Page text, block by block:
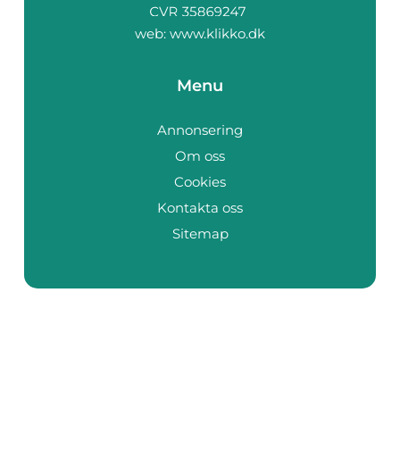
web: www.klikko.dk
Menu
Annonsering
Om oss
Cookies
Kontakta oss
Sitemap